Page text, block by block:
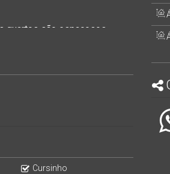
quartos são espaçosos,
e iluminação natural,
de espaço,
com espaço suficiente
Cursinho